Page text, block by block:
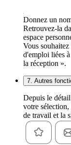
Donnez un
Retrouvez-la
espace
Vous
d'emploi liées
la réception ».
7. Autres
Depuis le
votre
de travail et la